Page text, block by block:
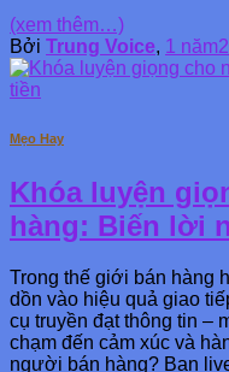
(xem thêm…)
Bởi Trung Voice, 1 năm
Mẹo Hay
Khóa luyện
hàng: Biến lời
Trong thế giới bán hàng
dồn vào hiệu quả giao
cụ truyền đạt thông tin –
chạm đến cảm xúc và
người bán hàng? Bạn